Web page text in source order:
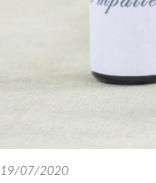
19/07/2020